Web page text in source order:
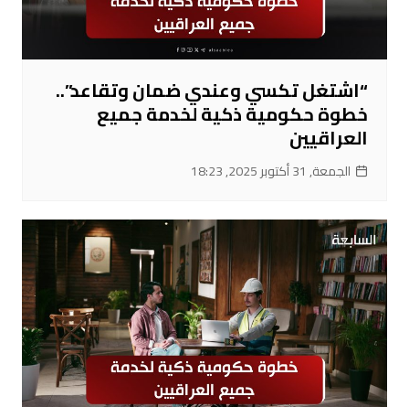
“اشتغل تكسي وعندي ضمان وتقاعد”..
خطوة حكومية ذكية لخدمة جميع
العراقيين
الجمعة, 31 أكتوبر 2025, 18:23